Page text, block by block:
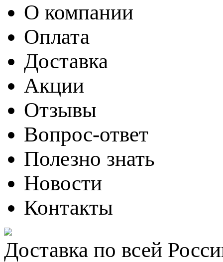
О компании
Оплата
Доставка
Акции
Отзывы
Вопрос-ответ
Полезно знать
Новости
Контакты
Доставка по всей